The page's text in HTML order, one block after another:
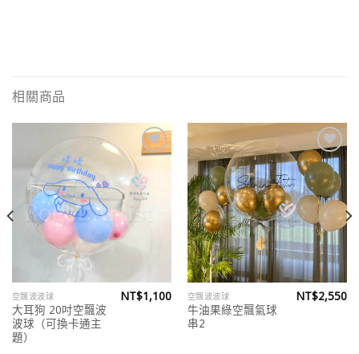
相關商品
Add to
wishlist
空飄波波球
大耳狗 20吋空飄波
波球（可換卡通主
題）
NT$1,100
Add to
wishlist
空飄波波球
牛油果綠空飄氣球
串2
NT$2,550